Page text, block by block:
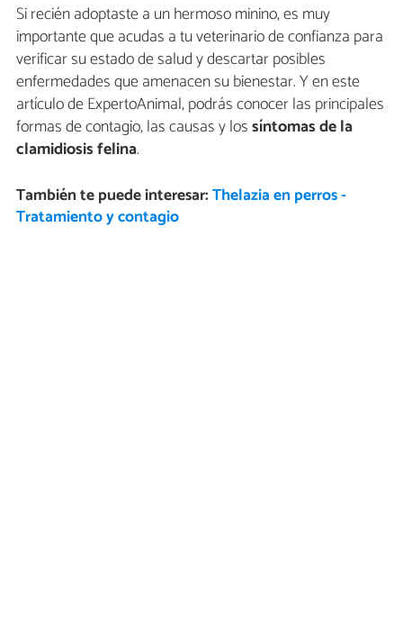
Si recién adoptaste a un hermoso minino, es muy
importante que acudas a tu veterinario de confianza para
verificar su estado de salud y descartar posibles
enfermedades que amenacen su bienestar. Y en este
artículo de ExpertoAnimal, podrás conocer las principales
formas de contagio, las causas y lossíntomas de la
clamidiosis felina.
También te puede interesar:Thelazia en perros -
Tratamiento y contagio